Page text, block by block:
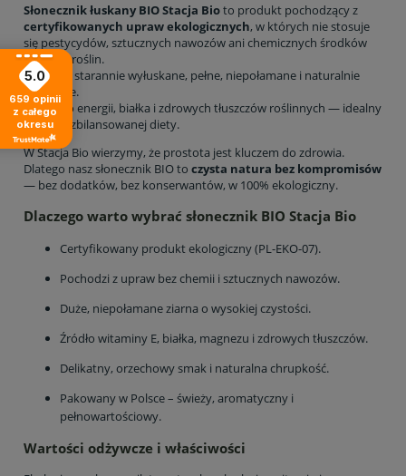
Słonecznik łuskany BIO Stacja Bioto produkt pochodzący z
certyfikowanych upraw ekologicznych, w których nie stosuje
się pestycydów, sztucznych nawozów ani chemicznych środków
ochrony roślin.
Ziarna są starannie wyłuskane, pełne, niepołamane i naturalnie
chrupiące.
To źródło energii, białka i zdrowych tłuszczów roślinnych — idealny
składnik zbilansowanej diety.
W Stacja Bio wierzymy, że prostota jest kluczem do zdrowia.
Dlatego nasz słonecznik BIO to czysta natura bez kompromisów
— bez dodatków, bez konserwantów, w 100% ekologiczny.
Dlaczego warto wybrać słonecznik BIO Stacja Bio
Certyfikowany produkt ekologiczny (PL-EKO-07).
Pochodzi z upraw bez chemii i sztucznych nawozów.
Duże, niepołamane ziarna o wysokiej czystości.
Źródło witaminy E, białka, magnezu i zdrowych tłuszczów.
Delikatny, orzechowy smak i naturalna chrupkość.
Pakowany w Polsce – świeży, aromatyczny i
pełnowartościowy.
Wartości odżywcze i właściwości
5.0
659 opinii
z całego
okresu